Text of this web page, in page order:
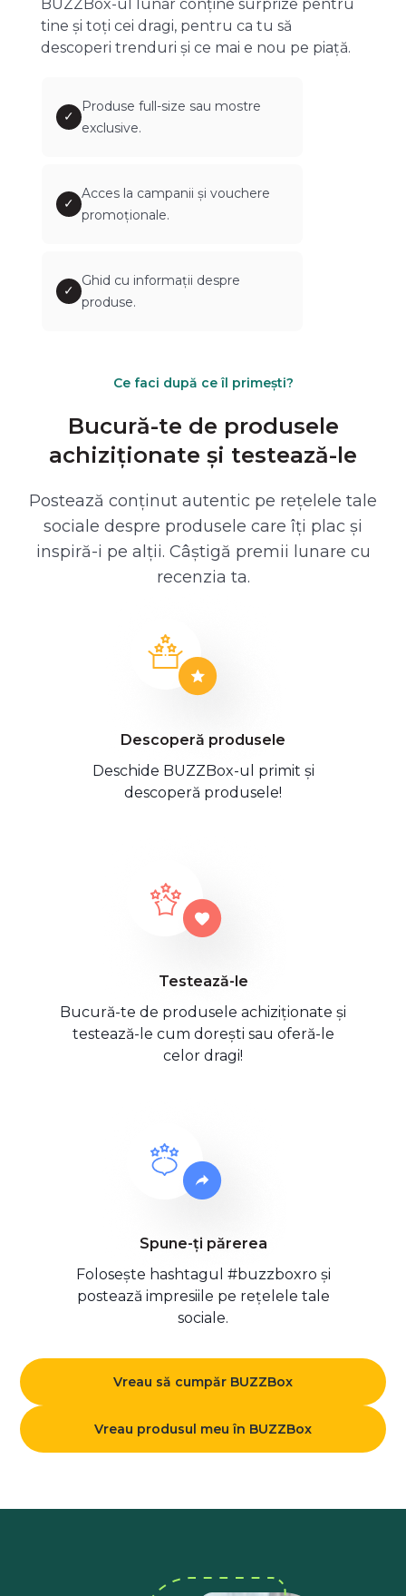
BUZZBox-ul lunar conține surprize pentru
tine și toți cei dragi, pentru ca tu să
descoperi trenduri și ce mai e nou pe piață.
✓
Produse full-size sau mostre
exclusive.
✓
Acces la campanii și vouchere
promoționale.
✓
Ghid cu informații despre
produse.
Ce faci după ce îl primești?
Bucură-te de produsele
achiziționate și testează-le
Postează conținut autentic pe rețelele tale
sociale despre produsele care îți plac și
inspiră-i pe alții. Câștigă premii lunare cu
recenzia ta.
Descoperă produsele
Deschide BUZZBox-ul primit și
descoperă produsele!
Testează-le
Bucură-te de produsele achiziționate și
testează-le cum dorești sau oferă-le
celor dragi!
Spune-ți părerea
Folosește hashtagul #buzzboxro și
postează impresiile pe rețelele tale
sociale.
Vreau să cumpăr BUZZBox
Vreau produsul meu în BUZZBox